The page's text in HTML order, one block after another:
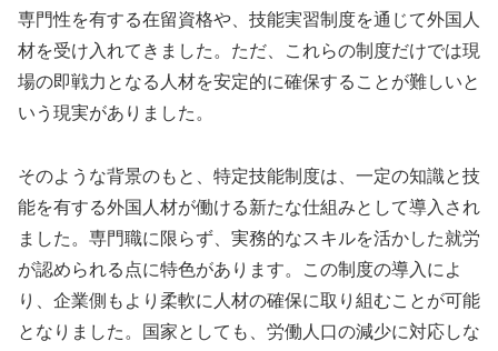
専門性を有する在留資格や、技能実習制度を通じて外国人
材を受け入れてきました。ただ、これらの制度だけでは現
場の即戦力となる人材を安定的に確保することが難しいと
いう現実がありました。
そのような背景のもと、特定技能制度は、一定の知識と技
能を有する外国人材が働ける新たな仕組みとして導入され
ました。専門職に限らず、実務的なスキルを活かした就労
が認められる点に特色があります。この制度の導入によ
り、企業側もより柔軟に人材の確保に取り組むことが可能
となりました。国家としても、労働人口の減少に対応しな